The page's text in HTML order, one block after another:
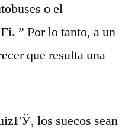
o el
” Por lo tanto, a un
que resulta una
los suecos sean